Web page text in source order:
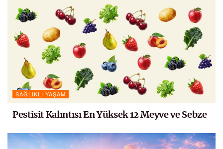
SAĞLIKLI YAŞAM
Pestisit Kalıntısı En Yüksek 12 Meyve ve Sebze